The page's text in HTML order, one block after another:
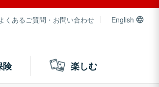
くあるご質問・お問い合わせ English
険 楽しむ